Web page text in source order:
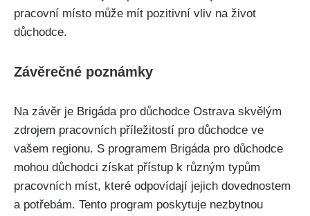
pracovní místo může mít pozitivní vliv na život
důchodce.
Závěrečné poznámky
Na závěr je Brigáda pro důchodce Ostrava skvělým
zdrojem pracovních příležitostí pro důchodce ve
vašem regionu. S programem Brigáda pro důchodce
mohou důchodci získat přístup k různým typům
pracovních míst, které odpovídají jejich dovednostem
a potřebám. Tento program poskytuje nezbytnou